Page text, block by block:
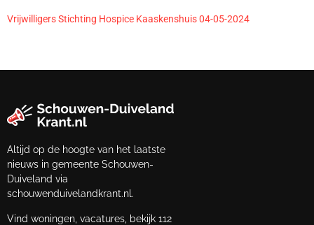
Vrijwilligers Stichting Hospice Kaaskenshuis 04-05-2024
Altijd op de hoogte van het laatste
nieuws in gemeente Schouwen-
Duiveland via
schouwenduivelandkrant.nl.
Vind woningen, vacatures, bekijk 112